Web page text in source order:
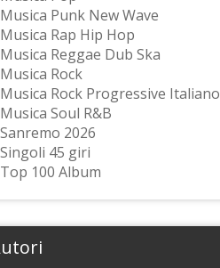
Musica Punk New Wave
Musica Rap Hip Hop
Musica Reggae Dub Ska
Musica Rock
Musica Rock Progressive Italiano
Musica Soul R&B
Sanremo 2026
Singoli 45 giri
Top 100 Album